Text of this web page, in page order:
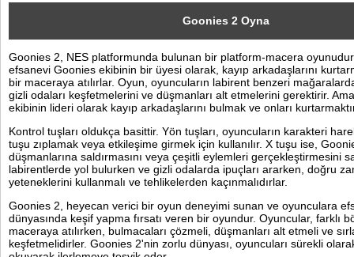
Pinterest
Goonies 2 Oyna
Goonies 2, NES platformunda bulunan bir platform-macera
efsanevi Goonies ekibinin bir üyesi olarak, kayıp arkadaşlarını
bir maceraya atılırlar. Oyun, oyuncuların labirent benzeri
gizli odaları keşfetmelerini ve düşmanları alt etmelerini gerektirir.
ekibinin lideri olarak kayıp arkadaşlarını bulmak ve onları
Kontrol tuşları oldukça basittir. Yön tuşları, oyuncuların karakteri
tuşu zıplamak veya etkileşime girmek için kullanılır. X tuşu ise,
düşmanlarına saldırmasını veya çeşitli eylemleri gerçekleştirmesini
labirentlerde yol bulurken ve gizli odalarda ipuçları ararken, doğru
yeteneklerini kullanmalı ve tehlikelerden kaçınmalıdırlar.
Goonies 2, heyecan verici bir oyun deneyimi sunan ve oyunculara
dünyasında keşif yapma fırsatı veren bir oyundur. Oyuncular, farklı
maceraya atılırken, bulmacaları çözmeli, düşmanları alt etmeli ve
keşfetmelidirler. Goonies 2'nin zorlu dünyası, oyuncuları sürekli